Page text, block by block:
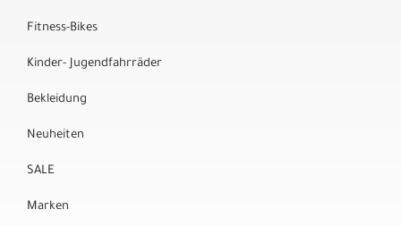
Fitness-Bikes
Kinder- Jugendfahrräder
Bekleidung
Neuheiten
SALE
Marken